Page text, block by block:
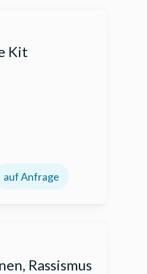
Kit
auf Anfrage
Rassismus